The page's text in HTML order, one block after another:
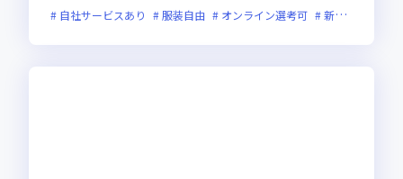
自社サービスあり
服装自由 オンライン選考可 新規立ち上げ